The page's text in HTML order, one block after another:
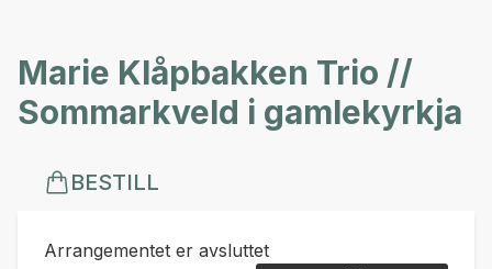
Marie Klåpbakken Trio //
Sommarkveld i gamlekyrkja
BESTILL
Arrangementet er avsluttet